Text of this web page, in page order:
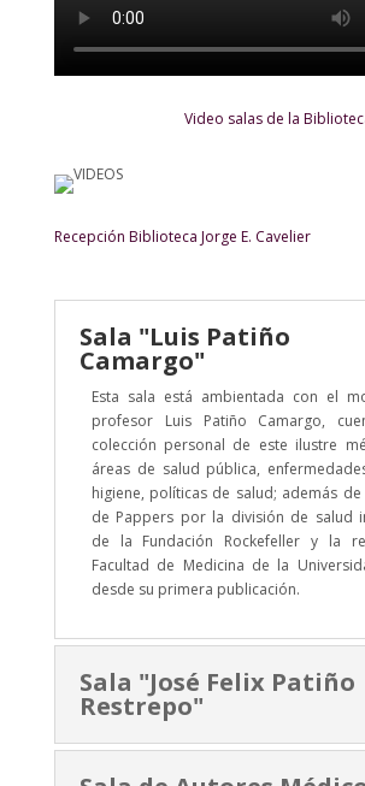
Video salas de la
Recepción Biblioteca Jorge E. Cavelier
Sala "Luis Patiño
Camargo"
Esta sala está ambientada con el
profesor Luis Patiño Camargo,
colección personal de este ilustre
áreas de salud pública,
higiene, políticas de salud; además
de Pappers por la división de salud
de la Fundación Rockefeller y la
Facultad de Medicina de la
desde su primera publicación.
Sala "José Felix Patiño
Restrepo"